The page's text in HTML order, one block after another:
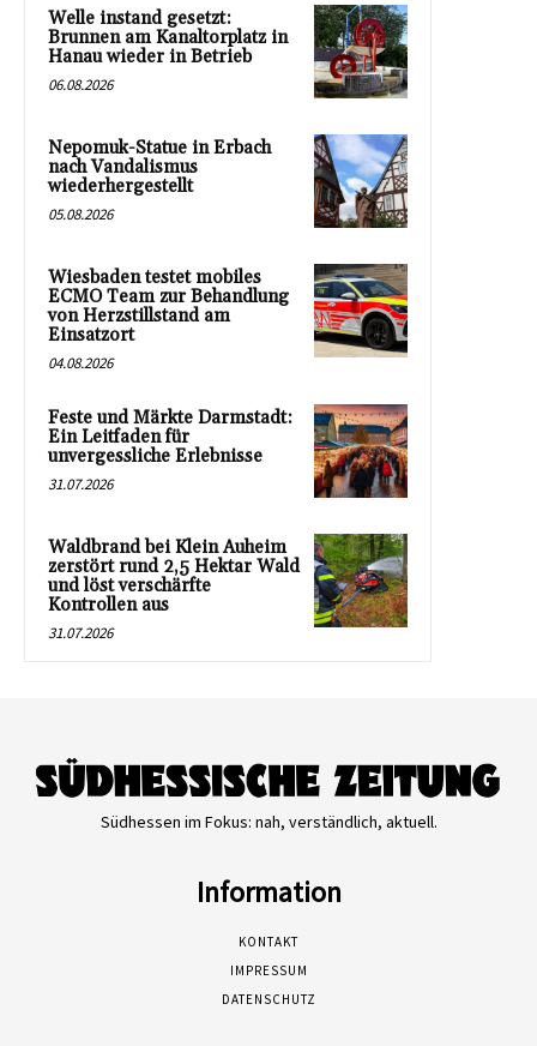
Welle instand gesetzt:
Brunnen am Kanaltorplatz in
Hanau wieder in Betrieb
06.08.2026
Nepomuk-Statue in Erbach
nach Vandalismus
wiederhergestellt
05.08.2026
Wiesbaden testet mobiles
ECMO Team zur Behandlung
von Herzstillstand am
Einsatzort
04.08.2026
Feste und Märkte Darmstadt:
Ein Leitfaden für
unvergessliche Erlebnisse
31.07.2026
Waldbrand bei Klein Auheim
zerstört rund 2,5 Hektar Wald
und löst verschärfte
Kontrollen aus
31.07.2026
Südhessen im Fokus: nah, verständlich, aktuell.
Information
KONTAKT
IMPRESSUM
DATENSCHUTZ